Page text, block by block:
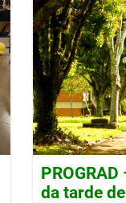
da tarde